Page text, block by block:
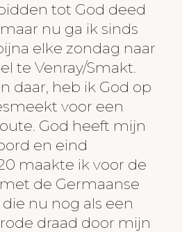
tot God deed
nu ga ik sinds
elke zondag naar
te Venray/Smakt.
daar, heb ik God op
voor een
God heeft mijn
en eind
maakte ik voor de
de Germaanse
nu nog als een
draad door mijn